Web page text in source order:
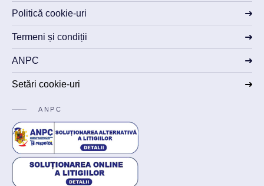
Politică cookie-uri
Termeni și condiții
ANPC
Setări cookie-uri
ANPC